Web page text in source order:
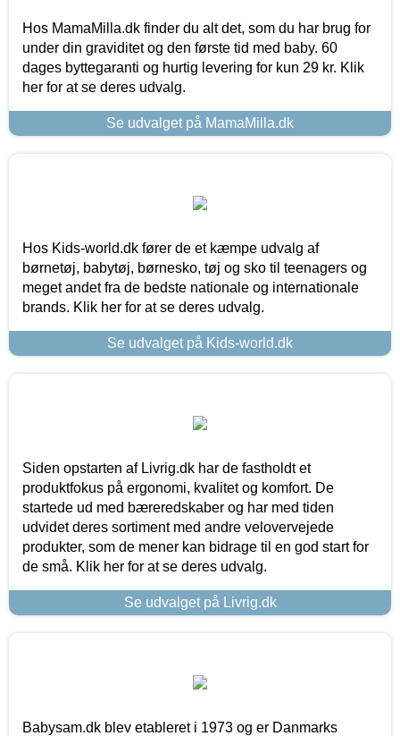
Hos MamaMilla.dk finder du alt det, som du har brug for
under din graviditet og den første tid med baby. 60
dages byttegaranti og hurtig levering for kun 29 kr. Klik
her for at se deres udvalg.
Se udvalget på MamaMilla.dk
Hos Kids-world.dk fører de et kæmpe udvalg af
børnetøj, babytøj, børnesko, tøj og sko til teenagers og
meget andet fra de bedste nationale og internationale
brands. Klik her for at se deres udvalg.
Se udvalget på Kids-world.dk
Siden opstarten af Livrig.dk har de fastholdt et
produktfokus på ergonomi, kvalitet og komfort. De
startede ud med bæreredskaber og har med tiden
udvidet deres sortiment med andre velovervejede
produkter, som de mener kan bidrage til en god start for
de små. Klik her for at se deres udvalg.
Se udvalget på Livrig.dk
Babysam.dk blev etableret i 1973 og er Danmarks